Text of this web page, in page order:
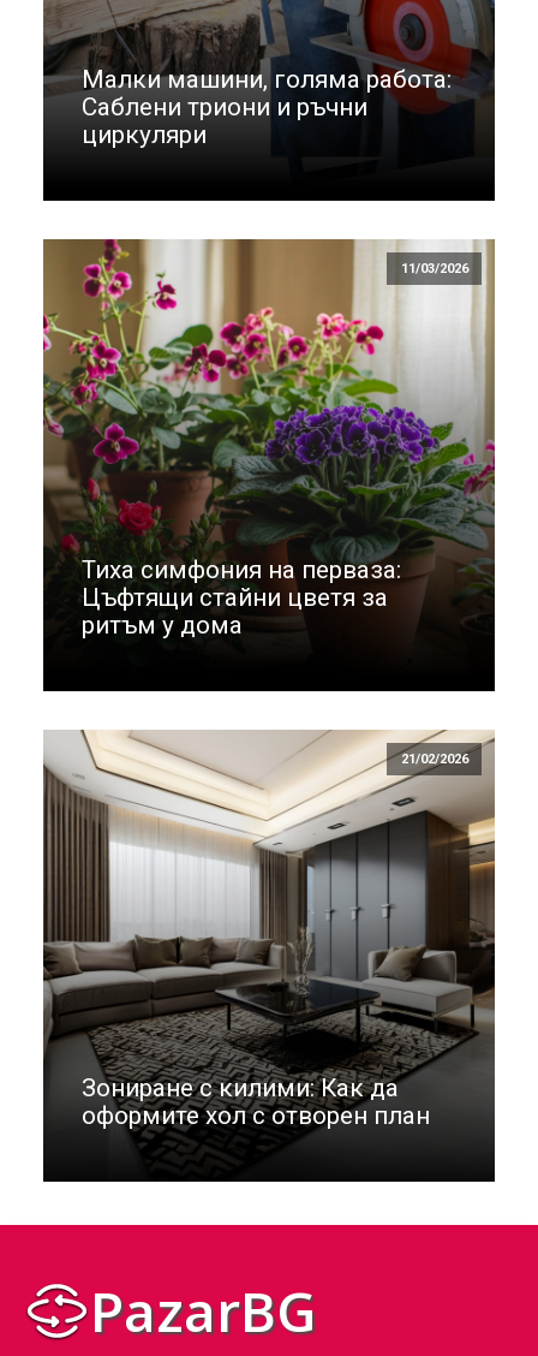
Малки машини, голяма работа:
Саблени триони и ръчни
циркуляри
11/03/2026
Тиха симфония на перваза:
Цъфтящи стайни цветя за
ритъм у дома
21/02/2026
Зониране с килими: Как да
оформите хол с отворен план
PazarBG